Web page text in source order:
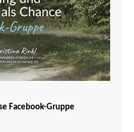
Facebook-Gruppe